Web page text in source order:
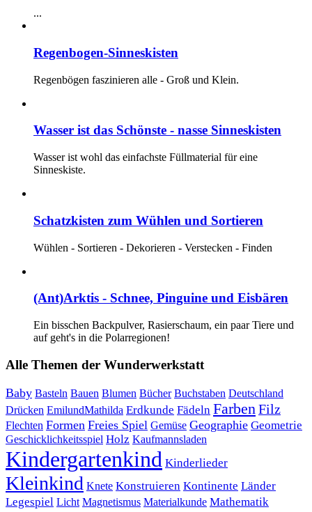
...
Regenbogen-Sinneskisten
Regenbögen faszinieren alle - Groß und Klein.
Wasser ist das Schönste - nasse Sinneskisten
Wasser ist wohl das einfachste Füllmaterial für eine
Sinneskiste.
Schatzkisten zum Wühlen und Sortieren
Wühlen - Sortieren - Dekorieren - Verstecken - Finden
(Ant)Arktis - Schnee, Pinguine und Eisbären
Ein bisschen Backpulver, Rasierschaum, ein paar Tiere und
auf geht's in die Polarregionen!
Alle Themen der Wunderwerkstatt
Baby Basteln Bauen Blumen Bücher Buchstaben Deutschland
Drücken EmilundMathilda Erdkunde Fädeln Farben Filz
Flechten Formen Freies Spiel Gemüse Geographie Geometrie
Geschicklichkeitsspiel Holz Kaufmannsladen
Kindergartenkind Kinderlieder
Kleinkind Knete Konstruieren Kontinente Länder
Legespiel Licht Magnetismus Materialkunde Mathematik